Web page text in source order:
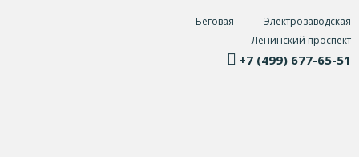
Беговая
Электрозаводская
Ленинский проспект
+7 (499) 677-65-51